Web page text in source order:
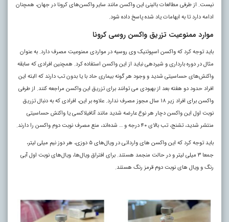
نیست. از طرفی مطالعات بالینی این واکسن مانند سایر واکسن‌های کرونا در جهان، همچنان
ادامه دارد تا به ابهامات یاد شده پاسخ داده شود.
موارد ممنوعیت تزریق واکسن روسی کرونا
باید توجه کرد که واکسن اسپوتنیک وی روسیه در مواردی ممنوعیت مصرف دارد. به عنوان
مثال در دوره بارداری و شیردهی نباید از این واکسن استفاده کرد. همچنین افرادی که سابقه
واکنش‌های حساسیتی شدید و وجود هر گونه بیماری حاد با یا بدون تب دارند که البته این
افراد حدود دو هفته بعد از بهبودی می توانند برای تزریق این واکسن مراجعه کنند. از طرفی
واکسن برای افراد زیر ۱۸ سال مجوز مصرف ندارد. علاوه بر این، افرادی که به دنبال تزریق
نوبت اول این واکسن دچار هر نوع عارضه شدید مانند آنافیلاکسی یا واکنش حساسیتی
منتشر شدید، تشنج، تب بالای ۴۰ درجه و … شده‌اند، منع مصرف نوبت دوم واکسن را دارند.
باید توجه کرد که این واکسن های وارداتی در ویال‌های ۵ دوزی، هر دوز نیم میلی لیتر،
جمعا ۳ میلی لیتر و در حالت منجمد هستند. برای افتراق ویال‌ها، ویال‌های نوبت اول آبی
رنگ و ویال های نوبت دوم قرمز رنگ هستند.